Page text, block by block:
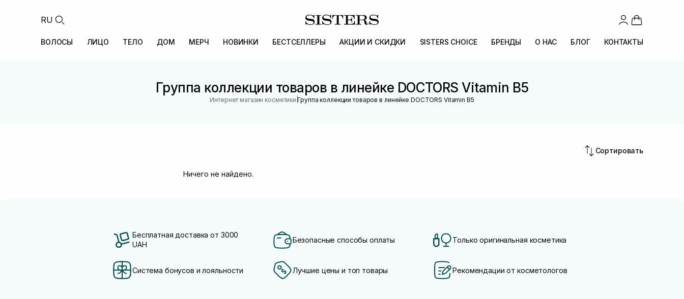
RU
ВОЛОСЫ ЛИЦО ТЕЛО ДОМ МЕРЧ НОВИНКИ БЕСТСЕЛЛЕРЫ АКЦИИ И СКИДКИ SISTERS CHOICE БРЕНДЫ О НАС БЛОГ КОНТАКТЫ
Группа коллекции товаров в линейке DOCTORS Vitamin B5
Интернет магазин косметики |Группа коллекции товаров в линейке DOCTORS Vitamin B5
Сортировать
Ничего не найдено.
Бесплатная доставка от 3000
UAH
Безопасные способы оплаты Только оригинальная косметика
Система бонусов и лояльности Лучшие цены и топ товары Рекомендации от косметологов